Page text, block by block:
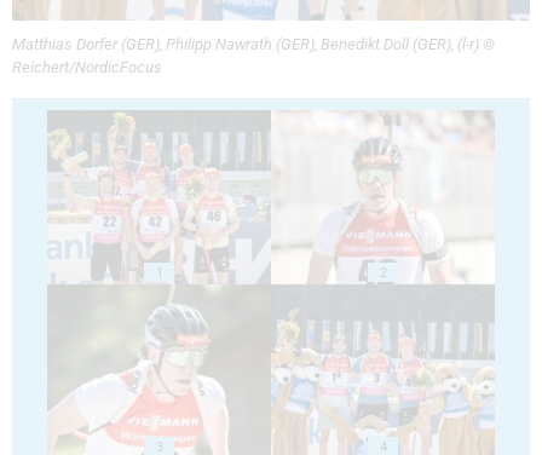
Matthias Dorfer (GER), Philipp Nawrath (GER), Benedikt Doll (GER), (l-r) ©
Reichert/NordicFocus
1 2
3 4